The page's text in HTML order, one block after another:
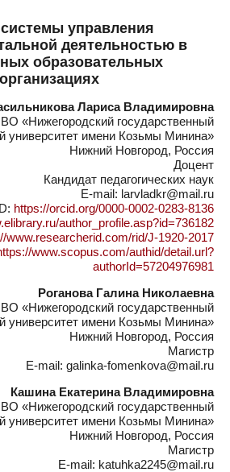
управления
деятельностью в
образовательных
организациях
Лариса Владимировна
«Нижегородский государственный
университет имени Козьмы Минина»
Нижний Новгород, Россия
Доцент
Кандидат педагогических наук
E-mail: larvladkr@mail.ru
https://orcid.org/0000-0002-0283-8136
author_profile.asp?id=736182
www.researcherid.com/rid/J-1920-2017
www.scopus.com/authid/detail.url?
authorId=57204976981
Роганова Галина Николаевна
«Нижегородский государственный
университет имени Козьмы Минина»
Нижний Новгород, Россия
Магистр
E-mail: galinka-fomenkova@mail.ru
Кашина Екатерина Владимировна
«Нижегородский государственный
университет имени Козьмы Минина»
Нижний Новгород, Россия
Магистр
E-mail: katuhka2245@mail.ru